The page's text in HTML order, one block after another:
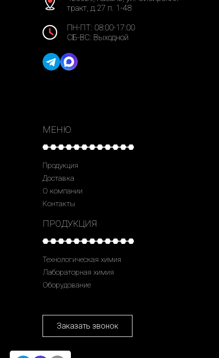
тракт, д.27 п. 1-48
ПН-ПТ: 08:00-17:00
СБ-ВС: Выходной
МЕНЮ
Продукция
Доставка
О компании
Контакты
ПРОДУКЦИЯ
Технологическая химия
Лабораторная химия
Оборудование
Заказать звонок